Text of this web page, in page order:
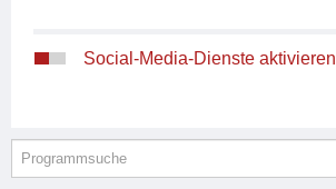
Social-Media-Dienste aktivieren